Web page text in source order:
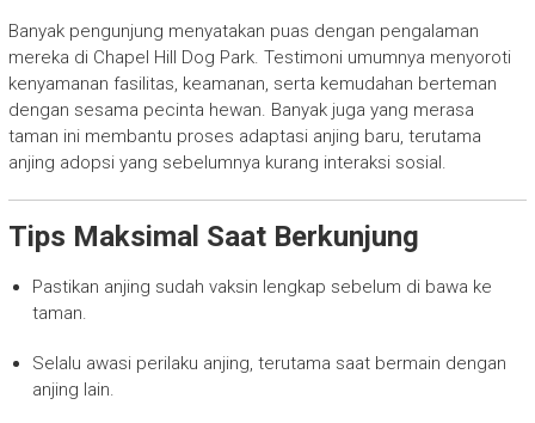
Banyak pengunjung menyatakan puas dengan pengalaman
mereka di Chapel Hill Dog Park. Testimoni umumnya menyoroti
kenyamanan fasilitas, keamanan, serta kemudahan berteman
dengan sesama pecinta hewan. Banyak juga yang merasa
taman ini membantu proses adaptasi anjing baru, terutama
anjing adopsi yang sebelumnya kurang interaksi sosial.
Tips Maksimal Saat Berkunjung
Pastikan anjing sudah vaksin lengkap sebelum di bawa ke
taman.
Selalu awasi perilaku anjing, terutama saat bermain dengan
anjing lain.